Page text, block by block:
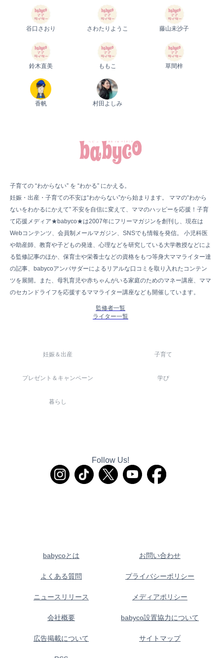
谷口さおり さわたりようこ 藤山未沙子
鈴木直美 ももこ 草間梓
香帆 村田よしみ
子育ての “わからない” を “わかる” にかえる。
妊娠・出産・子育ての不安は“わからない”から始まります。 ママの“わから
ないをわかるにかえて” 不安を自信に変えて、ママのハッピーを応援！子育
て応援メディア★babyco★は2007年にフリーマガジンを創刊し、現在は
Webコンテンツ、会員制メールマガジン、SNSでも情報を発信。 小児科医
や助産師、教育や子どもの発達、心理などを研究している大学教授などによ
る監修記事のほか、保育士や栄養士などの資格をもつ等身大ママライター達
の記事、babycoアンバサダーによるリアルな口コミを取り入れたコンテン
ツを展開。また、母乳育児や赤ちゃんがいる家庭のためのマネー講座、ママ
のセカンドライフを応援するママライター講座なども開催しています。
監修者一覧
ライター一覧
妊娠＆出産 子育て
プレゼント＆キャンペーン 学び
暮らし
Follow Us!
babycoとは お問い合わせ
よくある質問 プライバシーポリシー
ニュースリリース メディアポリシー
会社概要 babyco設置協力について
広告掲載について サイトマップ